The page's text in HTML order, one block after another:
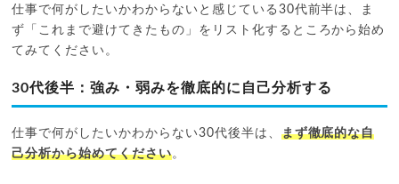
仕事で何がしたいかわからないと感じている30代前半は、ま
ず「これまで避けてきたもの」をリスト化するところから始め
てみてください。
30代後半：強み・弱みを徹底的に自己分析する
仕事で何がしたいかわからない30代後半は、 まず徹底的な自
己分析から始めてください。